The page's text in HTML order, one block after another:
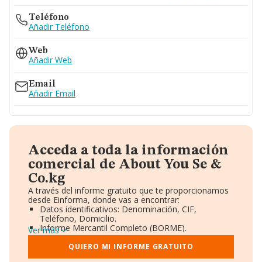
Teléfono
Añadir Teléfono
Web
Añadir Web
Email
Añadir Email
Acceda a toda la información
comercial de About You Se &
Co.kg
A través del informe gratuito que te proporcionamos
desde Einforma, donde vas a encontrar:
Datos identificativos: Denominación, CIF,
Teléfono, Domicilio.
Informe Mercantil Completo (BORME).
Gráficos de Evolución Ventas y Empleados.
Consejo de Administración y Administradores.
Directivos y Ejecutivos.
Ver más
QUIERO MI INFORME GRATUITO